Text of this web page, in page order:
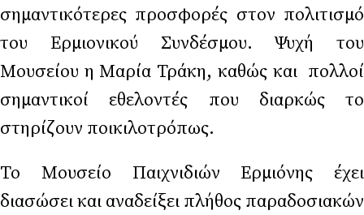
σημαντικότερες προσφορές στον πολιτισμό
του Ερμιονικού Συνδέσμου. Ψυχή του
Μουσείου η Μαρία Τράκη, καθώς και πολλοί
σημαντικοί εθελοντές που διαρκώς το
στηρίζουν ποικιλοτρόπως.
Το Μουσείο Παιχνιδιών Ερμιόνης έχει
διασώσει και αναδείξει πλήθος παραδοσιακών